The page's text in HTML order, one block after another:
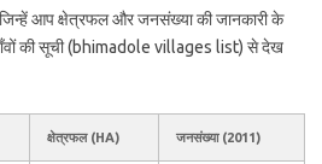
आप क्षेत्रफल और जनसंख्या की जानकारी के
की सूची (bhimadole villages list) से देख
क्षेत्रफल (HA) जनसंख्या (2011)